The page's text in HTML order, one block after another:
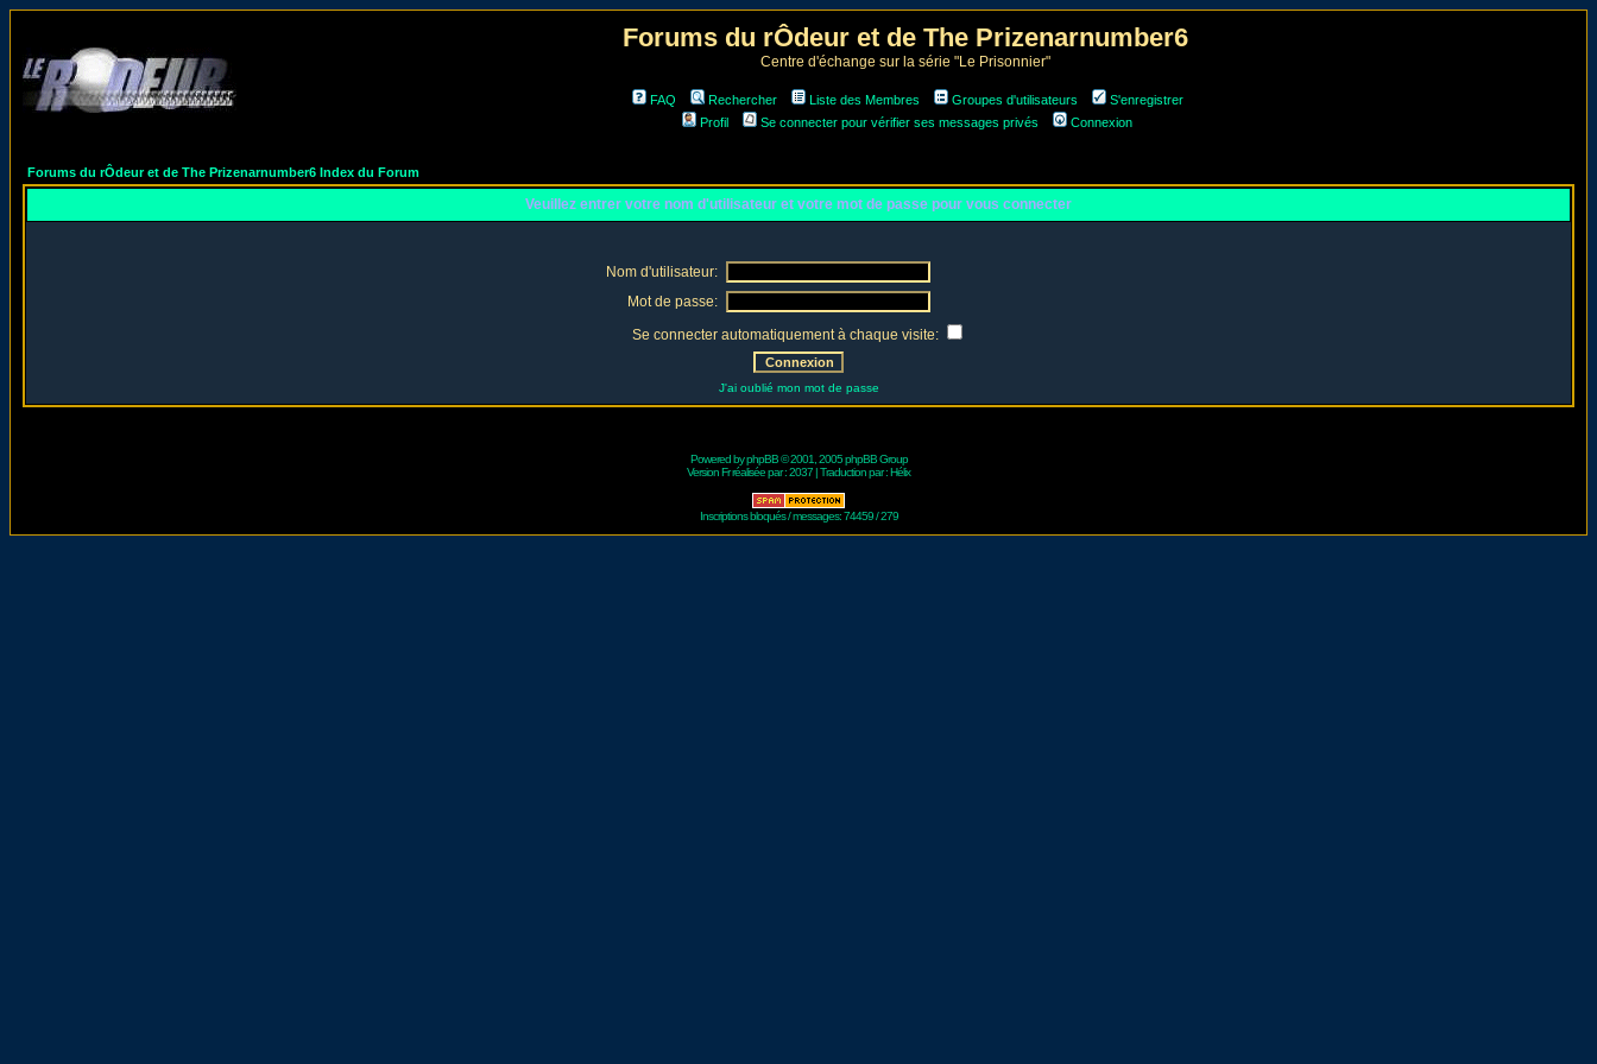
Forums du rÔdeur et de The Prizenarnumber6
Centre d'échange sur la série "Le Prisonnier"
FAQ Rechercher Liste des Membres Groupes d'utilisateurs
S'enregistrer
Profil
Se connecter pour vérifier ses messages privés Connexion
Forums du rÔdeur et de The Prizenarnumber6 Index du Forum
Veuillez entrer votre nom d'utilisateur et votre mot de passe pour vous connecter
Nom d'utilisateur:
Mot de passe:
Se connecter automatiquement à chaque visite:
J'ai oublié mon mot de passe
Powered byphpBB© 2001, 2005 phpBB Group
Version Fr réalisée par :2037 | Traduction par :Hélix
Inscriptions bloqués / messages: 74459 / 279